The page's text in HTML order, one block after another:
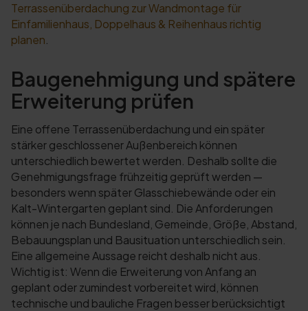
Terrassenüberdachung zur Wandmontage für
Einfamilienhaus, Doppelhaus & Reihenhaus richtig
planen
Baugenehmigung und spätere
Erweiterung prüfen
Eine offene Terrassenüberdachung und ein später
stärker geschlossener Außenbereich können
unterschiedlich bewertet werden. Deshalb sollte die
Genehmigungsfrage frühzeitig geprüft werden —
besonders wenn später Glasschiebewände oder ein
Kalt-Wintergarten geplant sind. Die Anforderungen
können je nach Bundesland, Gemeinde, Größe, Abstand,
Bebauungsplan und Bausituation unterschiedlich sein.
Eine allgemeine Aussage reicht deshalb nicht aus.
Wichtig ist: Wenn die Erweiterung von Anfang an
geplant oder zumindest vorbereitet wird, können
technische und bauliche Fragen besser berücksichtigt